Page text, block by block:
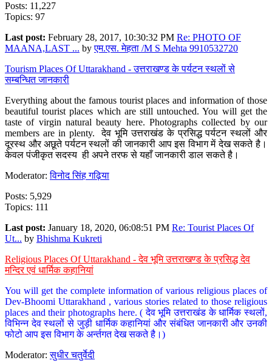
Posts: 11,227
Topics: 97
Last post: February 28, 2017, 10:30:32 PM Re: PHOTO OF
MAANA,LAST ... byएम.एस. मेहता /M S Mehta 9910532720
Tourism Places Of Uttarakhand - उत्तराखण्ड के पर्यटन स्थलों से
सम्बन्धित जानकारी
Everything about the famous tourist places and information of those
beautiful tourist places which are still untouched. You will get the
taste of virgin natural beauty here. Photographs collected by our
members are in plenty. देव भूमि उत्तराखंड के प्रसिद्ध पर्यटन स्थलों और
दूरस्थ और अछूते पर्यटन स्थलों की जानकारी आप इस विभाग में देख सकते है।
केवल पंजीकृत सदस्य ही अपने तरफ से यहाँ जानकारी डाल सकते है।
Moderator:विनोद सिंह गढ़िया
Posts: 5,929
Topics: 111
Last post: January 18, 2020, 06:08:51 PM Re: Tourist Places Of
Ut... by Bhishma Kukreti
Religious Places Of Uttarakhand - देव भूमि उत्तराखण्ड के प्रसिद्ध देव
मन्दिर एवं धार्मिक कहानियां
You will get the complete information of various religious places of
Dev-Bhoomi Uttarakhand , various stories related to those religious
places and their photographs here. ( देव भूमि उत्तराखंड के धार्मिक स्थलों,
विभिन्न देव स्थलों से जुड़ी धार्मिक कहानियां और संबंधित जानकारी और उनकी
फोटो आप इस विभाग के अर्न्तगत देख सकते है।)
Moderator:सुधीर चतुर्वेदी